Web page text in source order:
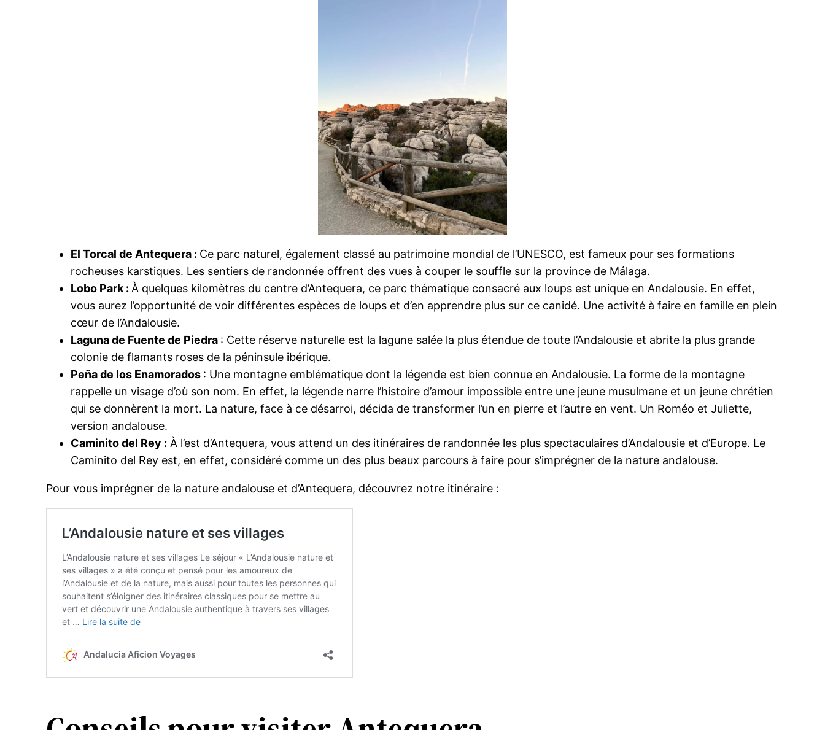
El Torcal de Antequera : Ce parc naturel, également classé au patrimoine mondial de l’UNESCO, est fameux pour ses formations
rocheuses karstiques. Les sentiers de randonnée offrent des vues à couper le souffle sur la province de Málaga.
Lobo Park : À quelques kilomètres du centre d’Antequera, ce parc thématique consacré aux loups est unique en Andalousie. En effet,
vous aurez l’opportunité de voir différentes espèces de loups et d’en apprendre plus sur ce canidé. Une activité à faire en famille en plein
cœur de l’Andalousie.
Laguna de Fuente de Piedra : Cette réserve naturelle est la lagune salée la plus étendue de toute l’Andalousie et abrite la plus grande
colonie de flamants roses de la péninsule ibérique.
Peña de los Enamorados : Une montagne emblématique dont la légende est bien connue en Andalousie. La forme de la montagne
rappelle un visage d’où son nom. En effet, la légende narre l’histoire d’amour impossible entre une jeune musulmane et un jeune chrétien
qui se donnèrent la mort. La nature, face à ce désarroi, décida de transformer l’un en pierre et l’autre en vent. Un Roméo et Juliette,
version andalouse.
Caminito del Rey : À l’est d’Antequera, vous attend un des itinéraires de randonnée les plus spectaculaires d’Andalousie et d’Europe. Le
Caminito del Rey est, en effet, considéré comme un des plus beaux parcours à faire pour s’imprégner de la nature andalouse.
Pour vous imprégner de la nature andalouse et d’Antequera, découvrez notre itinéraire :